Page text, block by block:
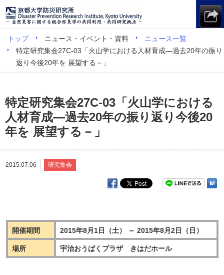
トップ ニュース・イベント・資料
ニュース一覧
特定研究集会27C-03「火山学における人材育成―過去20年の振り
返り今後20年を 展望する－」
特定研究集会27C-03「火山学における
人材育成―過去20年の振り返り今後20
年を 展望する－」
2015.07.06 研究集会
開催期間 2015年8月1日（土） ～ 2015年8月2日（日）
場所 宇治おうばくプラザ きはだホール